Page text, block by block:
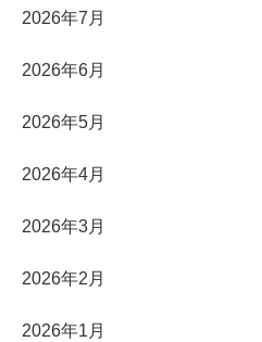
2026年7月
2026年6月
2026年5月
2026年4月
2026年3月
2026年2月
2026年1月